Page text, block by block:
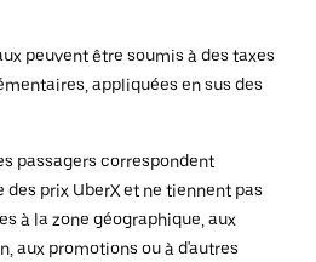
peuvent être soumis à des taxes
appliquées en sus des
passagers correspondent
prix UberX et ne tiennent pas
à la zone géographique, aux
aux promotions ou à d'autres